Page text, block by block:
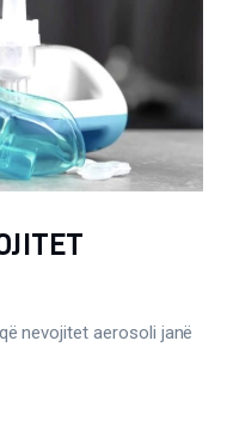
nevojitet aerosoli janë